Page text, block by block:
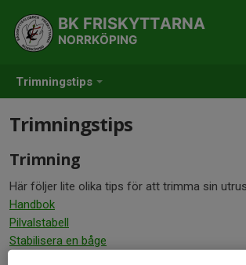
Trimningstips
BK FRISKYTTARNA
NORRKÖPING
Trimningstips
Trimning
Här följer lite olika tips för att trimma sin
Handbok
Pilvalstabell
Stabilisera en båge